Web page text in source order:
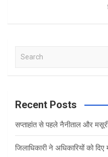
a
c
Recent Posts
सप्ताहांत से पहले नैनीताल और
जिलाधिकारी ने अधिकारियों को